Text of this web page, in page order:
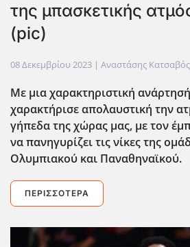
της μπασκετικής
(pic)
08 Δεκεμβρίου 2023 | Αναστάσης
Με μια χαρακτηριστική
χαρακτήρισε απολαυστική την
γήπεδα της χώρας μας, με τον
να πανηγυρίζει τις νίκες της
Ολυμπιακού και Παναθηναϊκού.
ΠΕΡΙΣΣΌΤΕΡΑ